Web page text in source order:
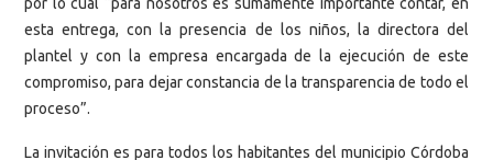
por lo cual “para nosotros es sumamente importante contar, en
esta entrega, con la presencia de los niños, la directora del
plantel y con la empresa encargada de la ejecución de este
compromiso, para dejar constancia de la transparencia de todo el
proceso”.
La invitación es para todos los habitantes del municipio Córdoba